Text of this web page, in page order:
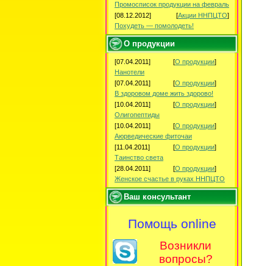
Промосписок продукции на февраль
[08.12.2012]
[Акции ННПЦТО]
Похудеть — помолодеть!
О продукции
[07.04.2011] [О продукции]
Нанотели
[07.04.2011]
[О продукции]
В здоровом доме жить здорово!
[10.04.2011]
[О продукции]
Олигопептиды
[10.04.2011]
[О продукции]
Аюрведические фиточаи
[11.04.2011]
[О продукции]
Таинство света
[28.04.2011]
[О продукции]
Женское счастье в руках ННПЦТО
Ваш консультант
Помощь online
Возникли
вопросы?